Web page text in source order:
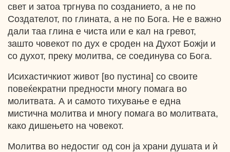
свет и затоа тргнува по созданието, а не по
Создателот, по глината, а не по Бога. Не е важно
дали таа глина е чиста или е кал на гревот,
зашто човекот по дух е сроден на Духот Божји и
со духот, преку молитва, се соединува со Бога.
Исихастичкиот живот [во пустина] со своите
повеќекратни предности многу помага во
молитвата. А и самото тихување е една
мистична молитва и многу помага во молитвата,
како дишењето нa човекот.
Молитва во недостиг од сон ја храни душата и ѝ